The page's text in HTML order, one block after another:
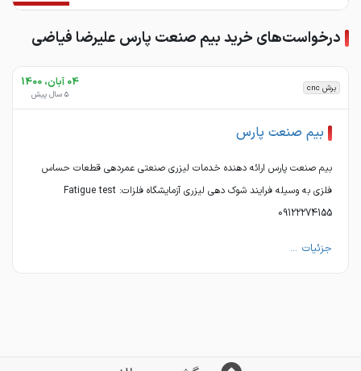
درخواست‌های خرید بیم صنعت پارس علیرضا فیاضی
برش cnc 04 آبان، 1400
5 سال پیش
بیم صنعت پارس
بیم صنعت پارس ارائه دهنده خدمات لیزری صنعتی عمردهی قطعات حساس
فلزی به وسیله فرایند شوک دهی لیزری آزمایشگاه فلزات: Fatigue test
09122274155
جزئیات ...